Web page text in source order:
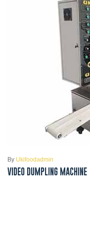
By Ukifoodadmin
VIDEO DUMPLING MACHINE